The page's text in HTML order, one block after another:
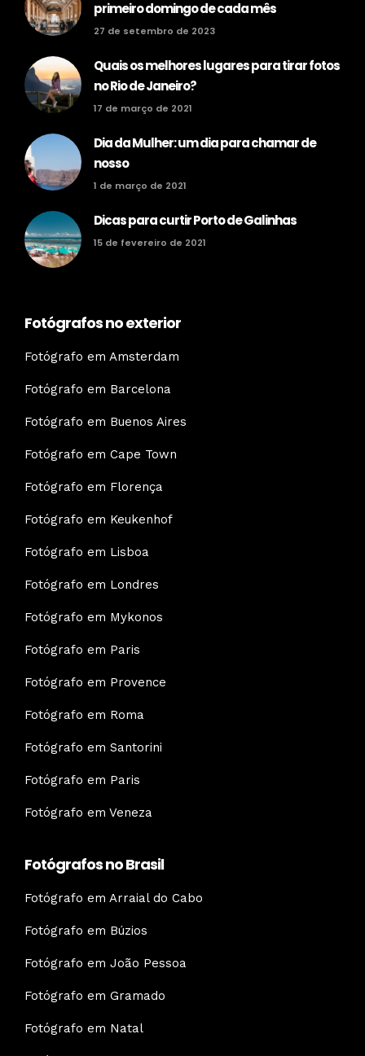
primeiro domingo de cada mês
27 de setembro de 2023
Quais os melhores lugares para tirar fotos
no Rio de Janeiro?
17 de março de 2021
Dia da Mulher: um dia para chamar de
nosso
1 de março de 2021
Dicas para curtir Porto de Galinhas
15 de fevereiro de 2021
Fotógrafos no exterior
Fotógrafo em Amsterdam
Fotógrafo em Barcelona
Fotógrafo em Buenos Aires
Fotógrafo em Cape Town
Fotógrafo em Florença
Fotógrafo em Keukenhof
Fotógrafo em Lisboa
Fotógrafo em Londres
Fotógrafo em Mykonos
Fotógrafo em Paris
Fotógrafo em Provence
Fotógrafo em Roma
Fotógrafo em Santorini
Fotógrafo em Paris
Fotógrafo em Veneza
Fotógrafos no Brasil
Fotógrafo em Arraial do Cabo
Fotógrafo em Búzios
Fotógrafo em João Pessoa
Fotógrafo em Gramado
Fotógrafo em Natal